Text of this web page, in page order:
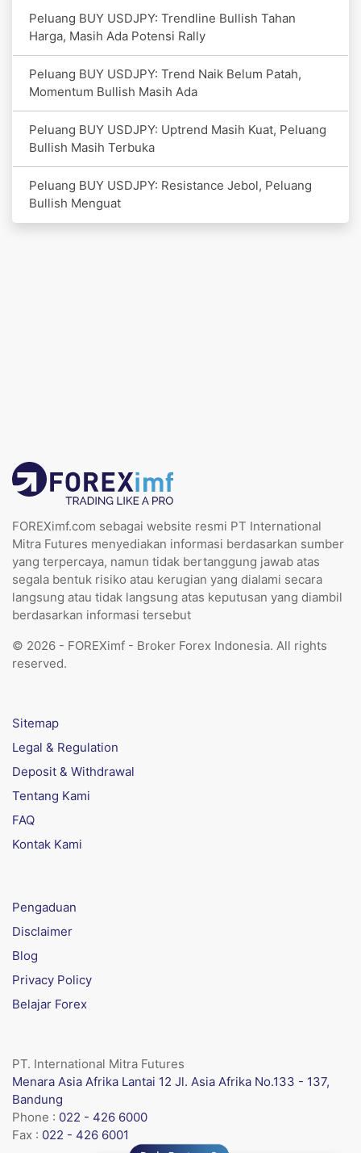
Peluang BUY USDJPY: Trendline Bullish Tahan
Harga, Masih Ada Potensi Rally
Peluang BUY USDJPY: Trend Naik Belum Patah,
Momentum Bullish Masih Ada
Peluang BUY USDJPY: Uptrend Masih Kuat, Peluang
Bullish Masih Terbuka
Peluang BUY USDJPY: Resistance Jebol, Peluang
Bullish Menguat
FOREXimf.com sebagai website resmi PT International
Mitra Futures menyediakan informasi berdasarkan sumber
yang terpercaya, namun tidak bertanggung jawab atas
segala bentuk risiko atau kerugian yang dialami secara
langsung atau tidak langsung atas keputusan yang diambil
berdasarkan informasi tersebut
© 2026 - FOREXimf - Broker Forex Indonesia. All rights
reserved.
Sitemap
Legal & Regulation
Deposit & Withdrawal
Tentang Kami
FAQ
Kontak Kami
Pengaduan
Disclaimer
Blog
Privacy Policy
Belajar Forex
PT. International Mitra Futures
Menara Asia Afrika Lantai 12 Jl. Asia Afrika No.133 - 137,
Bandung
Phone : 022 - 426 6000
Fax : 022 - 426 6001